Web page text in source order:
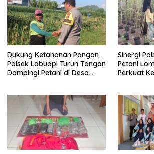
Dukung Ketahanan Pangan,
Polsek Labuapi Turun Tangan
Dampingi Petani di Desa
Sinergi
Petani
Perkuat